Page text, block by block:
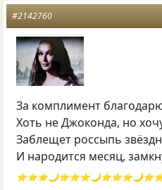
#2142760
За комплимент
Хоть не Джоконда, но
Заблещет россыпь
И народится месяц,